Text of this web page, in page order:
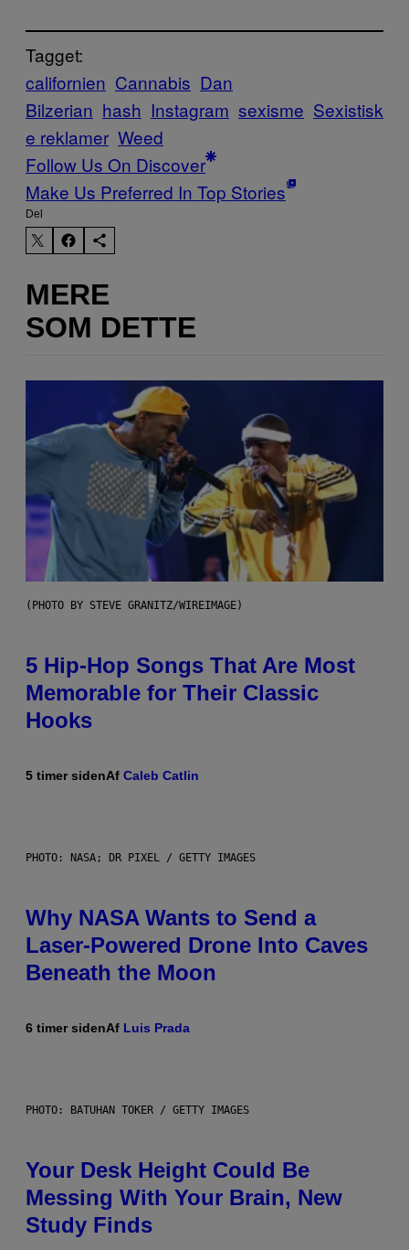
Tagget:
californien Cannabis Dan
Bilzerian hash Instagram sexisme Sexistisk
e reklamer Weed
Follow Us On Discover
Make Us Preferred In Top Stories
Del
MERE
SOM DETTE
(PHOTO BY STEVE GRANITZ/WIREIMAGE)
5 Hip-Hop Songs That Are Most
Memorable for Their Classic
Hooks
5 timer sidenAf Caleb Catlin
PHOTO: NASA; DR PIXEL / GETTY IMAGES
Why NASA Wants to Send a
Laser-Powered Drone Into Caves
Beneath the Moon
6 timer sidenAf Luis Prada
PHOTO: BATUHAN TOKER / GETTY IMAGES
Your Desk Height Could Be
Messing With Your Brain, New
Study Finds